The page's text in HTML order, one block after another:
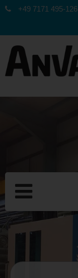
+49 7171 495-126